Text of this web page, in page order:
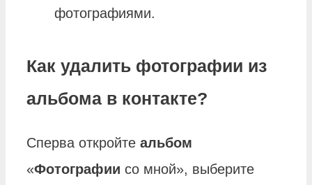
фотографиями.
Как удалить фотографии из
альбома в контакте?
Сперва откройте альбом
«Фотографии со мной», выберите